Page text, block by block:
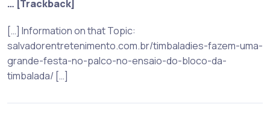
… [Trackback]
[…] Information on that Topic:
salvadorentretenimento.com.br/timbaladies-fazem-uma-
grande-festa-no-palco-no-ensaio-do-bloco-da-
timbalada/ […]